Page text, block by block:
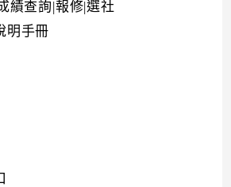
績查詢|報修|選社
明手冊